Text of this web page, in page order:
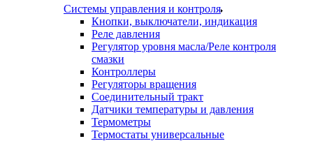
Системы управления и контроля
Кнопки, выключатели, индикация
Реле давления
Регулятор уровня масла/Реле контроля
смазки
Контроллеры
Регуляторы вращения
Соединительный тракт
Датчики температуры и давления
Термометры
Термостаты универсальные